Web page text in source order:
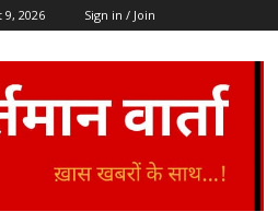
9, 2026 Sign in / Join